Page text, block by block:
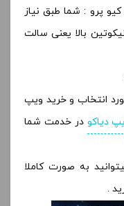
کیو پرو : شما طبق نیاز
بالا یعنی سالت
انتخاب و خرید ویپ
دیاکودر خدمت شما
به صورت کاملا
.